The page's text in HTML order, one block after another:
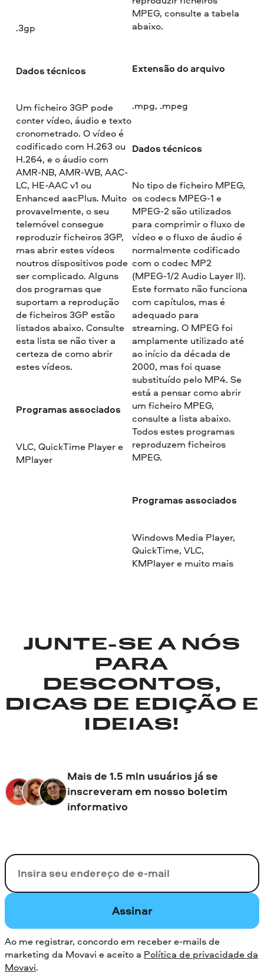
.3gp
Dados técnicos
Um ficheiro 3GP pode
conter vídeo, áudio e texto
cronometrado. O vídeo é
codificado com H.263 ou
H.264, e o áudio com
AMR-NB, AMR-WB, AAC-
LC, HE-AAC v1 ou
Enhanced aacPlus. Muito
provavelmente, o seu
telemóvel consegue
reproduzir ficheiros 3GP,
mas abrir estes vídeos
noutros dispositivos pode
ser complicado. Alguns
dos programas que
suportam a reprodução
de ficheiros 3GP estão
listados abaixo. Consulte
esta lista se não tiver a
certeza de como abrir
estes vídeos.
Programas associados
VLC, QuickTime Player e
MPlayer
MPEG, consulte a tabela
abaixo.
Extensão do arquivo
.mpg, .mpeg
Dados técnicos
No tipo de ficheiro MPEG,
os codecs MPEG-1 e
MPEG-2 são utilizados
para comprimir o fluxo de
vídeo e o fluxo de áudio é
normalmente codificado
com o codec MP2
(MPEG-1/2 Audio Layer II).
Este formato não funciona
com capítulos, mas é
adequado para
streaming. O MPEG foi
amplamente utilizado até
ao início da década de
2000, mas foi quase
substituído pelo MP4. Se
está a pensar como abrir
um ficheiro MPEG,
consulte a lista abaixo.
Todos estes programas
reproduzem ficheiros
MPEG.
Programas associados
Windows Media Player,
QuickTime, VLC,
KMPlayer e muito mais
JUNTE-SE A NÓS
PARA
DESCONTOS,
DICAS DE EDIÇÃO E
IDEIAS!
Mais de 1.5 mln usuários já se
inscreveram em nosso boletim
informativo
Seu e-mail
Assinar
Ao me registrar, concordo em receber e-mails de
marketing da Movavi e aceito a Política de privacidade da
Movavi.